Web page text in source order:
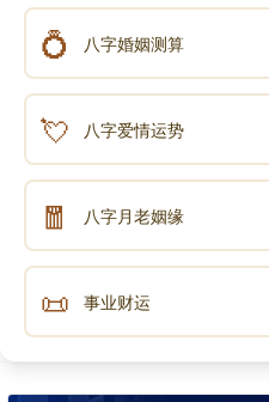
酬神：答谢神恩。;
沐浴：斋戒沐浴清洁身
求嗣：向神明祈求后嗣
斋醮：建立道场祈拜平
💍 八字婚姻测算
💘 八字爱情运势
🧧 八字月老姻缘
📜 事业财运